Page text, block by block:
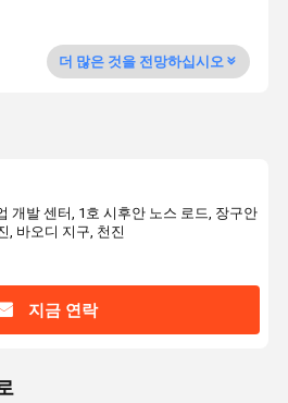
더 많은 것을 전망하십시오
개발 센터, 1호 시후안 노스 로드, 장구안
, 바오디 지구, 천진
지금 연락